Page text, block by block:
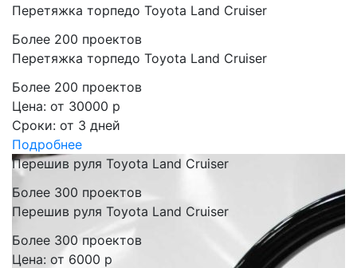
Перетяжка торпедо Toyota Land Cruiser
Более 200 проектов
Перетяжка торпедо Toyota Land Cruiser
Более 200 проектов
Цена: от 30000 р
Сроки: от 3 дней
Подробнее
Перешив руля Toyota Land Cruiser
Более 300 проектов
Перешив руля Toyota Land Cruiser
Более 300 проектов
Цена: от 6000 р